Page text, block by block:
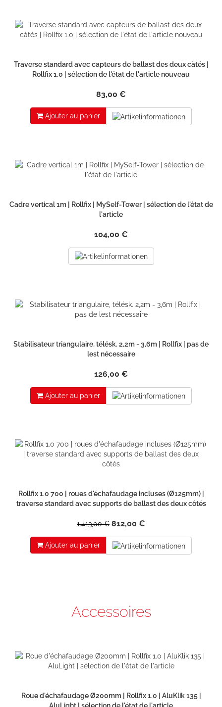
Traverse standard avec capteurs de ballast des deux càtés |
Rollfix 1.0 | sélection de l'état de l'article nouveau
83,00 €
Ajouter au panier
Cadre vertical 1m | Rollfix | MySelf-Tower | sélection de l'état de
l'article
104,00 €
Stabilisateur triangulaire, télésk. 2,2m - 3,6m | Rollfix | pas de
lest nécessaire
126,00 €
Ajouter au panier
Rollfix 1.0 700 | roues d'échafaudage incluses (Ø125mm) |
traverse standard avec supports de ballast des deux côtés
1.413,00 € 812,00 €
Ajouter au panier
Accessoires
Roue d'échafaudage Ø200mm | Rollfix 1.0 | AluKlik 135 |